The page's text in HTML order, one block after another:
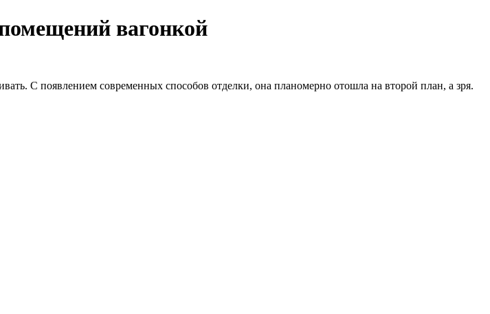
вагонкой
С появлением современных способов отделки, она планомерно отошла на второй план, а зря.